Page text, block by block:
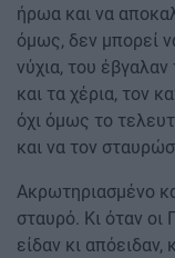
ήρωα και να
όμως, δεν μπορεί
νύχια, του
και τα χέρια, τον
όχι όμως το
και να τον
Ακρωτηριασμένο
σταυρό. Κι όταν οι
είδαν κι